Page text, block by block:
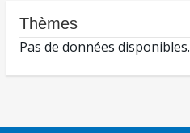
Thèmes
Pas de données disponibles.